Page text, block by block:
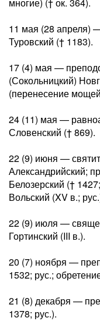
11 мая (28 апреля)
Туровский († 1183).
17 (4) мая —
(Сокольницкий)
(перенесение
24 (11) мая —
Словенский († 869).
22 (9) июня —
Александрийский;
Белозерский (†
Вольский (XV в.;
22 (9) июля —
Гортинский (III в.).
20 (7) ноября —
1532; рус.;
21 (8) декабря —
1378; рус.).